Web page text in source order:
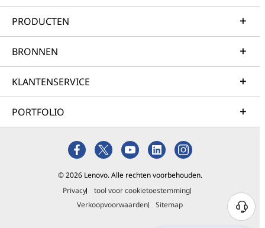
PRODUCTEN
BRONNEN
KLANTENSERVICE
PORTFOLIO
© 2026 Lenovo. Alle rechten voorbehouden.
Privacy
tool voor cookietoestemming
Verkoopvoorwaarden
Sitemap